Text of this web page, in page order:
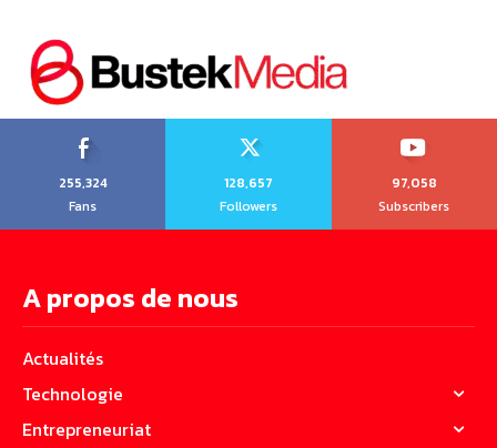
255,324
Fans
128,657
Followers
97,058
Subscribers
A propos de nous
Actualités
Technologie
Entrepreneuriat